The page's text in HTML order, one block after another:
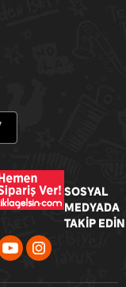
SOSYAL
MEDYADA
TAKİP EDİN